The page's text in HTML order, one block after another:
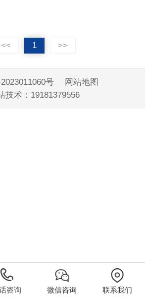
<< 1 >>
号
网站地图
技术： 19181379556
咨询 微信咨询 联系我们